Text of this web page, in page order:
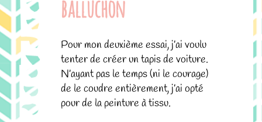
balluchon
Pour mon deuxième essai, j’ai voulu
tenter de créer un tapis de voiture.
N’ayant pas le temps (ni le courage)
de le coudre entièrement, j’ai opté
pour de la peinture à tissu.